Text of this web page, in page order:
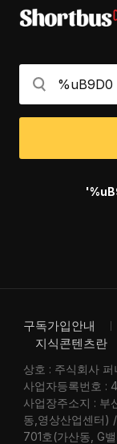
구독가입안내
지식콘텐츠란
상호 : 주식회사 퍼
사업자등록번호 :
사업장주소지 : 부
동,영상산업센터)
701호(가산동, G